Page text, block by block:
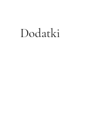
Dodatki